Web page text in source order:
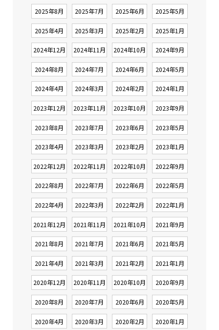
2025年8月 2025年7月 2025年6月 2025年5月
2025年4月 2025年3月 2025年2月 2025年1月
2024年12月 2024年11月 2024年10月 2024年9月
2024年8月 2024年7月 2024年6月 2024年5月
2024年4月 2024年3月 2024年2月 2024年1月
2023年12月 2023年11月 2023年10月 2023年9月
2023年8月 2023年7月 2023年6月 2023年5月
2023年4月 2023年3月 2023年2月 2023年1月
2022年12月 2022年11月 2022年10月 2022年9月
2022年8月 2022年7月 2022年6月 2022年5月
2022年4月 2022年3月 2022年2月 2022年1月
2021年12月 2021年11月 2021年10月 2021年9月
2021年8月 2021年7月 2021年6月 2021年5月
2021年4月 2021年3月 2021年2月 2021年1月
2020年12月 2020年11月 2020年10月 2020年9月
2020年8月 2020年7月 2020年6月 2020年5月
2020年4月 2020年3月 2020年2月 2020年1月